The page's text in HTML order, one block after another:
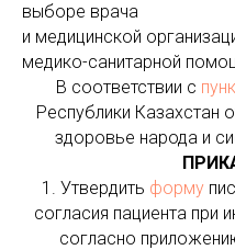
выборе врача
и медицинской
медико-санитарной
В соответствии с
Республики Казахстан
здоровье народа и
1. Утвердить форму
согласия пациента при
согласно